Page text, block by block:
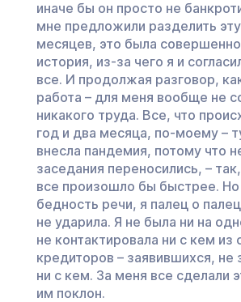
иначе бы он просто не
мне предложили разделить
месяцев, это была
история, из-за чего я и
все. И продолжая разговор,
работа – для меня вообще не
никакого труда. Все, что
год и два месяца, по-моему –
внесла пандемия, потому что
заседания переносились, –
все произошло бы быстрее. Но
бедность речи, я палец о
не ударила. Я не была ни на
не контактировала ни с кем из
кредиторов – заявившихся, не
ни с кем. За меня все сделали
им поклон.